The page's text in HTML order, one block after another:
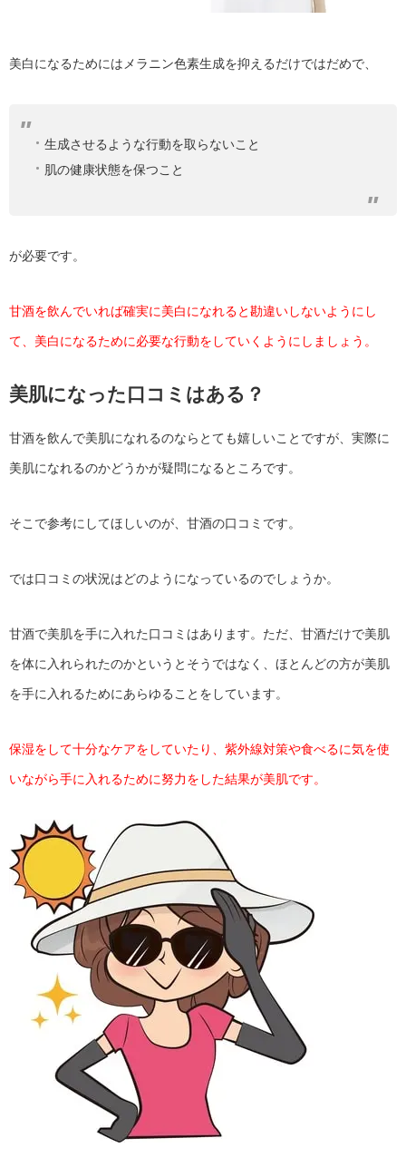
美白になるためにはメラニン色素生成を抑えるだけではだめで、
生成させるような行動を取らないこと
肌の健康状態を保つこと
が必要です。
甘酒を飲んでいれば確実に美白になれると勘違いしないようにし
て、美白になるために必要な行動をしていくようにしましょう。
美肌になった口コミはある？
甘酒を飲んで美肌になれるのならとても嬉しいことですが、実際に
美肌になれるのかどうかが疑問になるところです。
そこで参考にしてほしいのが、甘酒の口コミです。
では口コミの状況はどのようになっているのでしょうか。
甘酒で美肌を手に入れた口コミはあります。ただ、甘酒だけで美肌
を体に入れられたのかというとそうではなく、ほとんどの方が美肌
を手に入れるためにあらゆることをしています。
保湿をして十分なケアをしていたり、紫外線対策や食べるに気を使
いながら手に入れるために努力をした結果が美肌です。